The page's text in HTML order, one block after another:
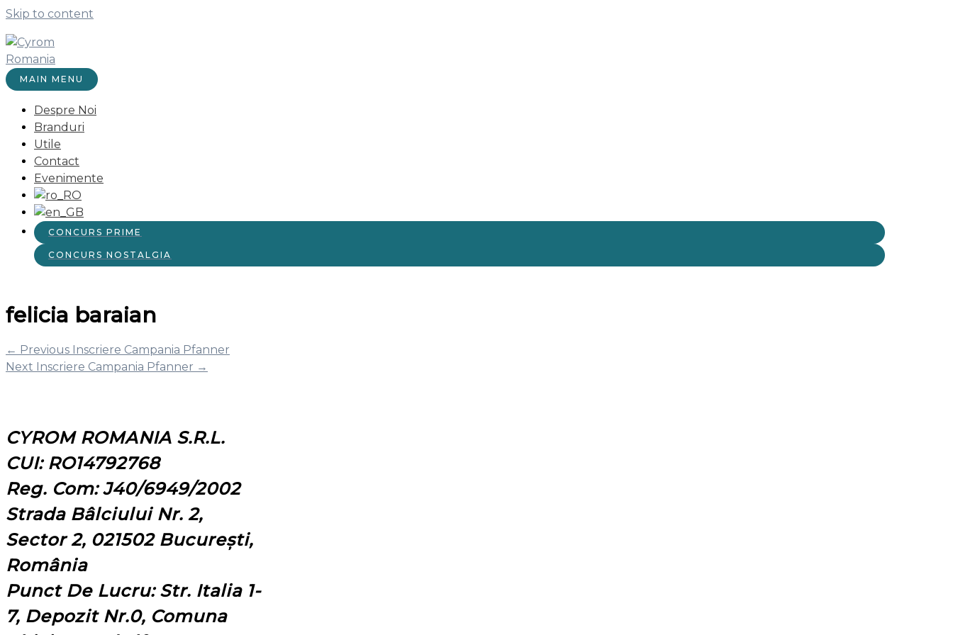
Skip to content
MAIN MENU
Despre Noi
Branduri
Utile
Contact
Evenimente
CONCURS PRIME
CONCURS NOSTALGIA
felicia baraian
← Previous Inscriere Campania Pfanner
Next Inscriere Campania Pfanner →
CYROM ROMANIA S.R.L.
CUI: RO14792768
Reg. Com: J40/6949/2002
Strada Bâlciului Nr. 2,
Sector 2, 021502 București,
România
Punct De Lucru: Str. Italia 1-
7, Depozit Nr.0, Comuna